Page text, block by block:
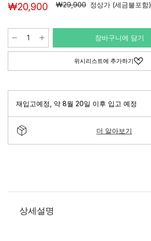
₩20,900 ₩29,900 정상가 (세금불포함)
장바구니에 담기
위시리스트에 추가하기
재입고예정 약 8월 20일 이후 입고 예정
더 알아보기
상세설명